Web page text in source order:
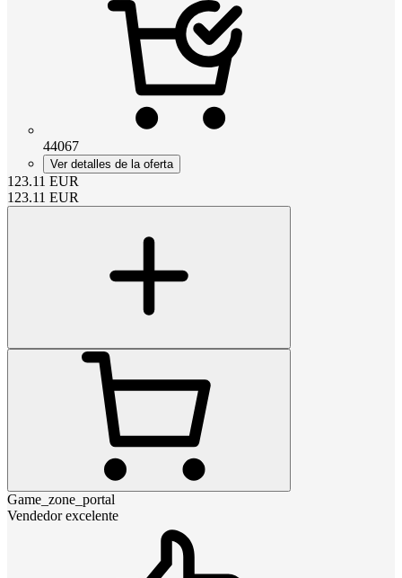
44067
Ver detalles de la oferta
123.11 EUR
123.11 EUR
Game_zone_portal
Vendedor excelente